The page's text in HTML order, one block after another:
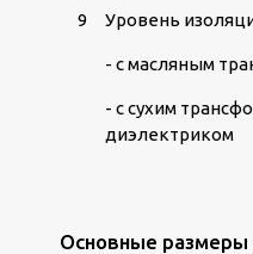
9 Уровень
- с масляным
- с сухим
диэлектриком
Основные